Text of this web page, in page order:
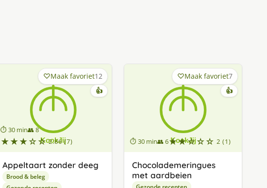
⏱ 30 min👥 8
★★★☆☆ 2.86 (7)
Maak favoriet12
👍
Appeltaart zonder deeg
Brood & beleg
⏱ 30 min👥 6★★☆☆☆ 2 (1)
Maak favoriet7
👍
Chocolademeringues
met aardbeien